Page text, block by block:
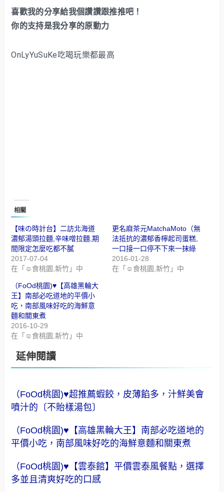
喜歡我的分享給我個讚讚跟推推吧！
你的支持是我分享的原動力
OnLyYuSuKe吃喝玩樂都最高
相關
【味の時計台】二訪北海道
濃郁湯頭拉麵,辛味噌拉麵,期
間限定怎麼吃都不膩
2017-07-04
在「☺食桃園,新竹」中
更名麻茶元MatchaMoto（無
法抵抗的濃郁香檸起司蛋糕,
一口接一口停不下來一抹綠
2016-01-28
在「☺食桃園,新竹」中
（FoOd桃園)♥【高雄黑輪大
王】南部必吃道地的平價小
吃，南部風味好吃的海鮮意
麵和關東煮
2016-10-29
在「☺食桃園,新竹」中
延伸閱讀
（FoOd桃園)♥超推薦蝦餃，皮薄餡多，汁鮮美會
噴汁的〔不貽樣湯包〕
（FoOd桃園)♥【高雄黑輪大王】南部必吃道地的
平價小吃，南部風味好吃的海鮮意麵和關東煮
（FoOd桃園)♥【雲泰館】平價雲泰風餐點，選擇
多並且清爽好吃的口感